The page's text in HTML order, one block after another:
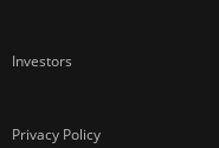
Investors
Privacy Policy